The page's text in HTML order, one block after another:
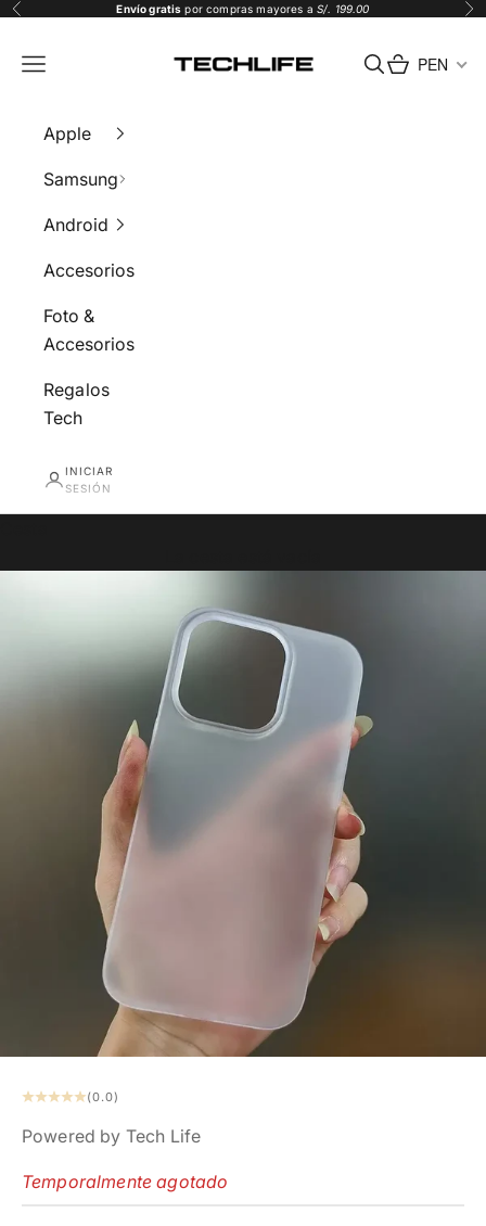
Ir al contenido
Anterior Envío gratis por compras mayores a S/. 199.00
Menú
BuscarCarrito
PEN
Apple
Samsung
Android
Accesorios
Foto &
Accesorios
Regalos
Tech
INICIAR
SESIÓN
(0.0)
Powered by Tech Life
Temporalmente agotado